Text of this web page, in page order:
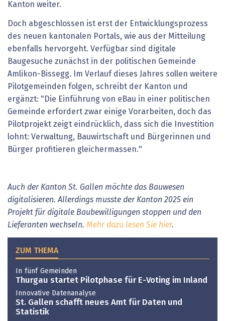
Kanton weiter.
Doch abgeschlossen ist erst der Entwicklungsprozess
des neuen kantonalen Portals, wie aus der Mitteilung
ebenfalls hervorgeht. Verfügbar sind digitale
Baugesuche zunächst in der politischen Gemeinde
Amlikon-Bissegg. Im Verlauf dieses Jahres sollen weitere
Pilotgemeinden folgen, schreibt der Kanton und
ergänzt: "Die Einführung von eBau in einer politischen
Gemeinde erfordert zwar einige Vorarbeiten, doch das
Pilotprojekt zeigt eindrücklich, dass sich die Investition
lohnt: Verwaltung, Bauwirtschaft und Bürgerinnen und
Bürger profitieren gleichermassen."
Auch der Kanton St. Gallen möchte das Bauwesen
digitalisieren. Allerdings musste der Kanton 2025 ein
Projekt für digitale Baubewilligungen stoppen und den
Lieferanten wechseln. Mehr dazu lesen Sie hier.
ZUM THEMA
In fünf Gemeinden
Thurgau startet Pilotphase für E-Voting im Inland
Innovative Datenanalyse
St. Gallen schafft neues Amt für Daten und
Statistik